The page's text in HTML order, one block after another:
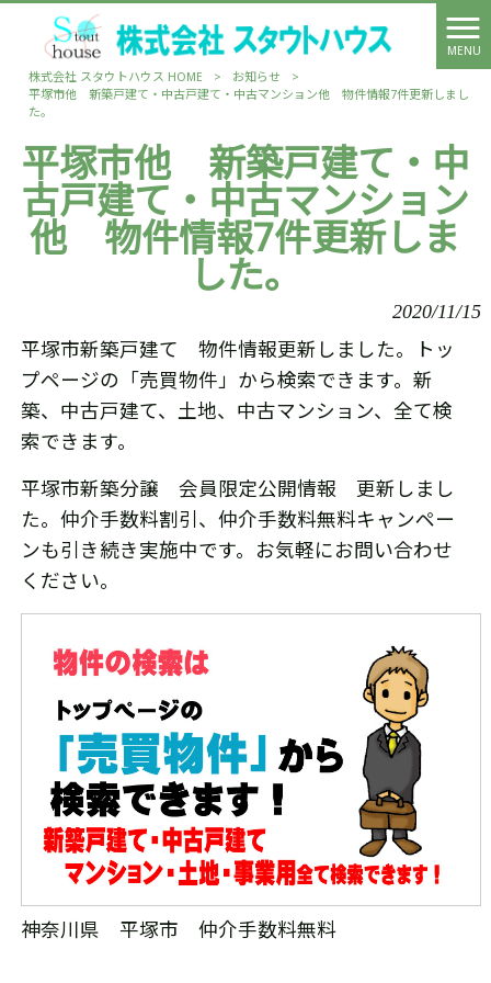
MENU
株式会社 スタウトハウス HOME
> お知らせ
>
平塚市他 新築戸建て・中古戸建て・中古マンション他 物件情報7件更新しまし
た。
平塚市他 新築戸建て・中
古戸建て・中古マンション
他 物件情報7件更新しま
した。
2020/11/15
平塚市新築戸建て 物件情報更新しました。トッ
プページの「売買物件」から検索できます。新
築、中古戸建て、土地、中古マンション、全て検
索できます。
平塚市新築分譲 会員限定公開情報 更新しまし
た。仲介手数料割引、仲介手数料無料キャンペー
ンも引き続き実施中です。お気軽にお問い合わせ
ください。
神奈川県 平塚市 仲介手数料無料